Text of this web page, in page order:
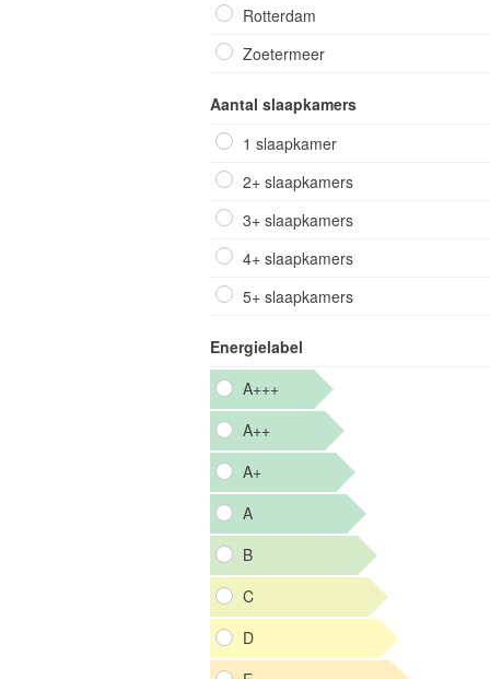
Rotterdam
Zoetermeer
Aantal slaapkamers
1 slaapkamer
2+ slaapkamers
3+ slaapkamers
4+ slaapkamers
5+ slaapkamers
Energielabel
A+++
A++
A+
A
B
C
D